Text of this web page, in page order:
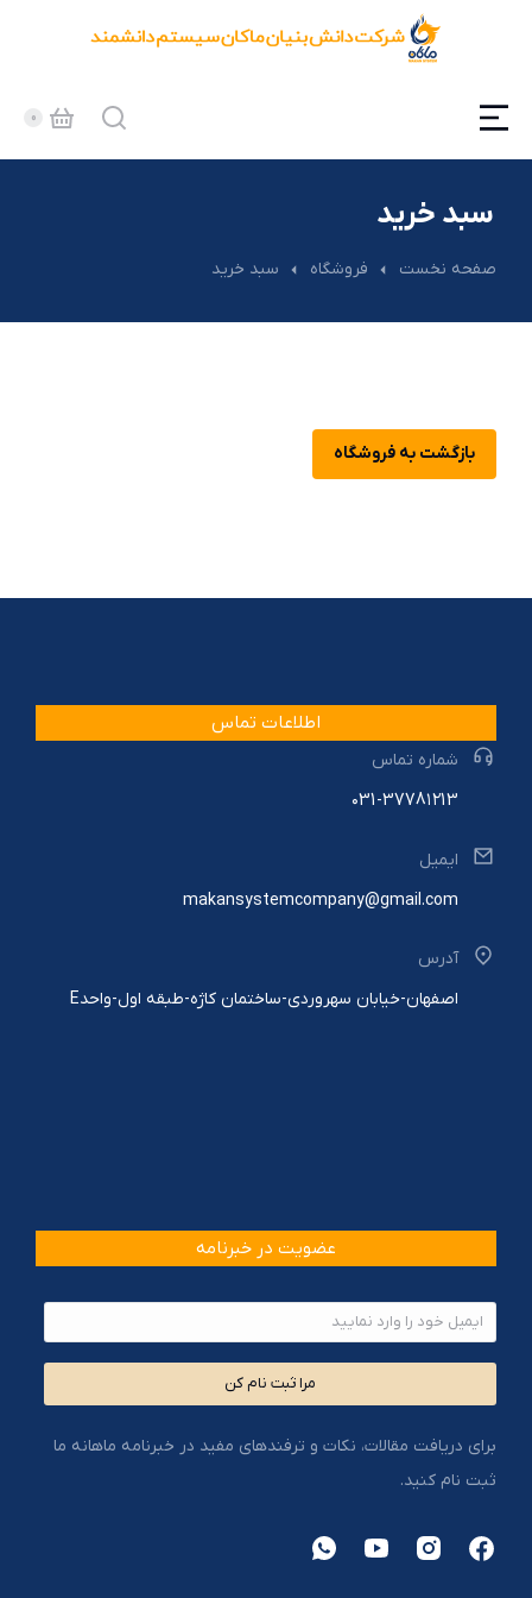
سبد خرید
مکان شما:
صفحه نخست فروشگاه سبد خرید
بازگشت به فروشگاه
اطلاعات تماس
شماره تماس
۰31-3778۱۲13
ایمیل
makansystemcompany@gmail.com
آدرس
اصفهان-خیابان سهروردی-ساختمان کاژه-طبقه اول-واحدE
عضویت در خبرنامه
مرا ثبت نام کن
برای دریافت مقالات، نکات و ترفندهای مفید در خبرنامه ماهانه ما
ثبت نام کنید.